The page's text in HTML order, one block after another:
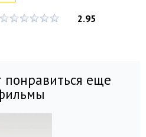
2.95
понравиться еще